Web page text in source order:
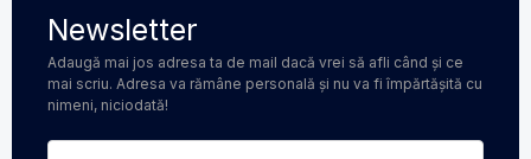
Newsletter
Adaugă mai jos adresa ta de mail dacă vrei să afli când și ce
mai scriu. Adresa va rămâne personală și nu va fi împărtășită cu
nimeni, niciodată!